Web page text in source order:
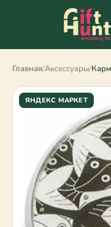
Главная/Аксессуары/
ЯНДЕКС МАРКЕТ